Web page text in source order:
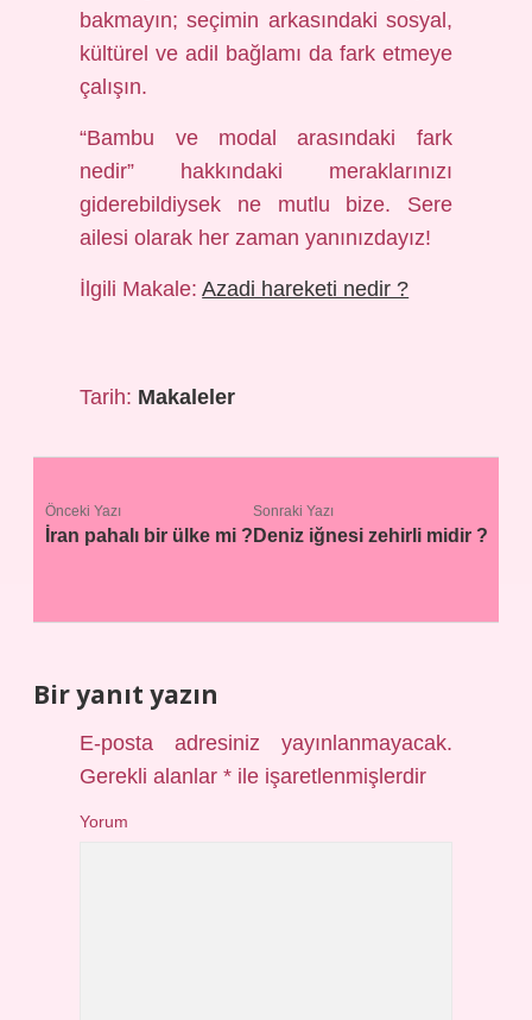
bakmayın; seçimin arkasındaki sosyal,
kültürel ve adil bağlamı da fark etmeye
çalışın.
“Bambu ve modal arasındaki fark
nedir” hakkındaki meraklarınızı
giderebildiysek ne mutlu bize. Sere
ailesi olarak her zaman yanınızdayız!
İlgili Makale:Azadi hareketi nedir ?
Tarih: Makaleler
Önceki Yazı
İran pahalı bir ülke mi ?
Sonraki Yazı
Deniz iğnesi zehirli midir ?
Bir yanıt yazın
E-posta adresiniz yayınlanmayacak.
Gerekli alanlar* ile işaretlenmişlerdir
Yorum